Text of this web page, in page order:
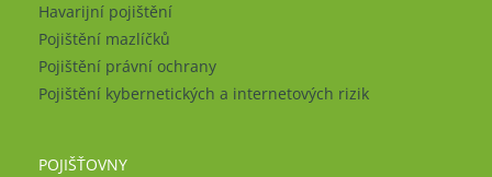
Havarijní pojištění
Pojištění mazlíčků
Pojištění právní ochrany
Pojištění kybernetických a internetových rizik
POJIŠŤOVNY